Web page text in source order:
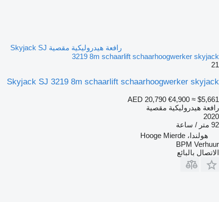
رافعة هيدروليكية مقصية Skyjack SJ
3219 8m schaarlift schaarhoogwerker skyjack
21
Skyjack SJ 3219 8m schaarlift schaarhoogwerker skyjack
AED 20,790 €4,900 ≈ $5,661
رافعة هيدروليكية مقصية
2020
92 متر / ساعة
هولندا، Hooge Mierde
BPM Verhuur
الاتصال بالبائع